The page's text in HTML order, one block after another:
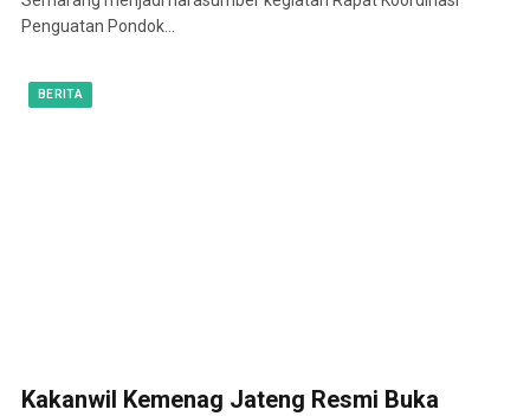
Penguatan Pondok…
BERITA
Kakanwil Kemenag Jateng Resmi Buka